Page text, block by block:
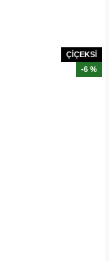
ÇİÇEKSİ
-6 %